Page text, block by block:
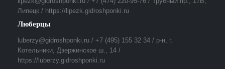
Липецк / https://lipezk.gidroshponki.ru
Люберцы
luberzy@gidroshponki.ru / +7 (495) 155 32 34 / р-н, г.
Котельники, Дзержинское ш., 14 /
https://luberzy.gidroshponki.ru